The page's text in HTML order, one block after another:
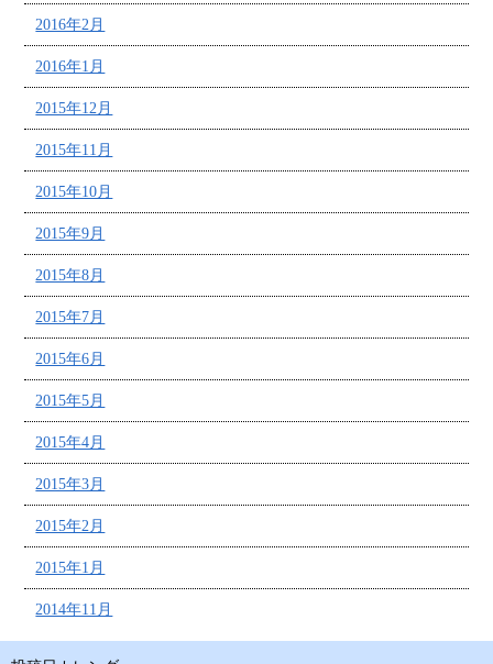
2016年2月
2016年1月
2015年12月
2015年11月
2015年10月
2015年9月
2015年8月
2015年7月
2015年6月
2015年5月
2015年4月
2015年3月
2015年2月
2015年1月
2014年11月